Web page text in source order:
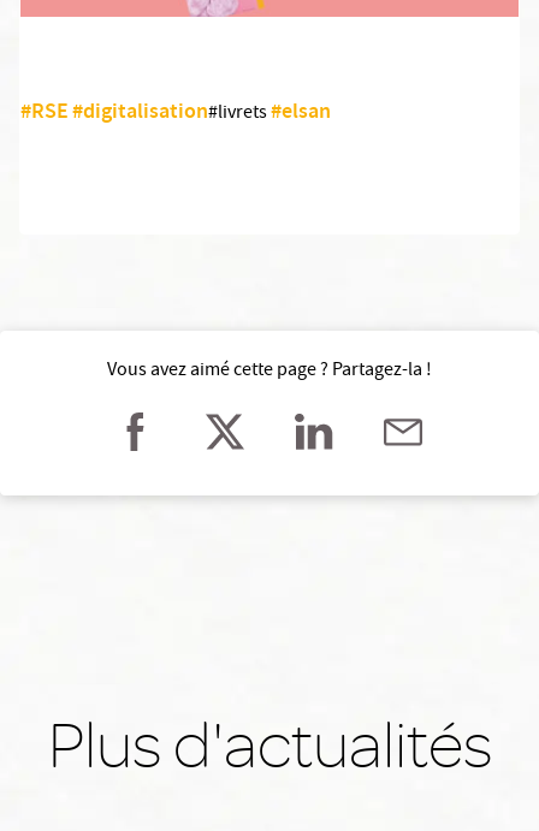
#RSE#digitalisation#livrets#elsan
Vous avez aimé cette page ? Partagez-la !
Plus d'actualités